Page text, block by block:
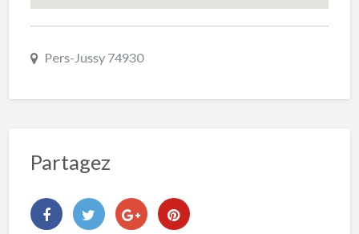
Pers-Jussy 74930
Partagez